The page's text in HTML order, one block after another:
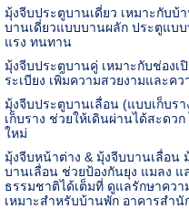
มุ้งจีบประตูบานเดี่ยว เหมาะกับบ้
บานเดี่ยวแบบบานผลัก ประตูแบ
แรง ทนทาน
มุ้งจีบประตูบานคู่ เหมาะกับช่อง
ระเบียง เพิ่มความสวยงามและค
มุ้งจีบประตูบานเลื่อน (แบบเก็บร
เก็บราง ช่วยให้เดินผ่านได้สะดว
ใหม่
มุ้งจีบหน้าต่าง & มุ้งจีบบานเลื่อน
บานเลื่อน ช่วยป้องกันยุง แมลง แ
ธรรมชาติได้เต็มที่ ดูแลรักษาคว
เหมาะสำหรับบ้านพัก อาคารสำนั